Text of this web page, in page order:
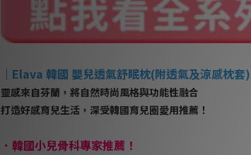
｜ Elava 韓國 嬰兒透氣舒眠枕(附透氣及涼感枕套)
靈感來自芬蘭，將自然時尚風格與功能性融合
打造好感育兒生活，深受韓國育兒圈愛用推薦！
． 韓國小兒骨科專家推薦！